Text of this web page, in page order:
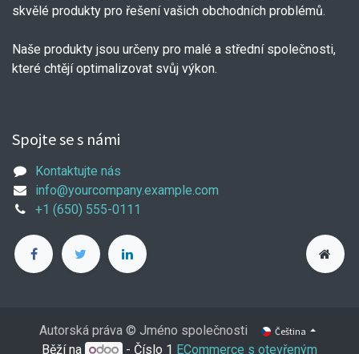
skvělé produkty pro řešení vašich obchodních problémů.
Naše produkty jsou určeny pro malé a střední společnosti,
které chtějí optimalizovat svůj výkon.
Spojte se s námi
Kontaktujte nás
info@yourcompany.example.com
+1 (650) 555-0111
Autorská práva © Jméno společnosti Čeština
Běží na - Číslo 1 ECommerce s otevřeným